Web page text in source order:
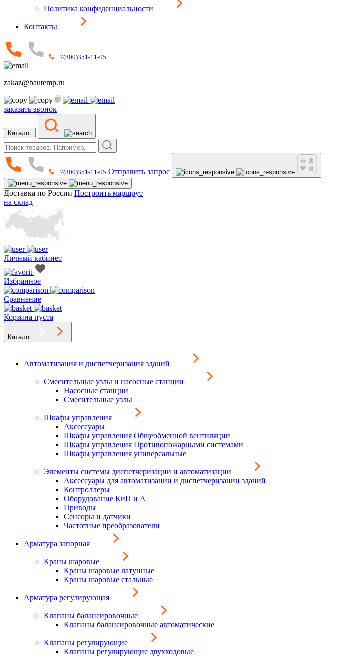
Политика конфиденциальности
Контакты
+7(800)351-11-05
zakaz@bautemp.ru
заказать звонок
Каталог
+7(800)351-11-05 Отправить запрос
Доставка по России Построить маршрут
на склад
Личный кабинет
Избранное
Сравнение
Корзина пуста
Каталог
Автоматизация и диспетчеризация зданий
Смесительные узлы и насосные станции
Насосные станции
Смесительные узлы
Шкафы управления
Аксессуары
Шкафы управления Общеобменной вентиляции
Шкафы управления Противопожарными системами
Шкафы управления универсальные
Элементы системы диспетчеризации и автоматизации
Аксессуары для автоматизации и диспетчеризации зданий
Контроллеры
Оборудование КиП и А
Приводы
Сенсоры и датчики
Частотные преобразователи
Арматура запорная
Краны шаровые
Краны шаровые латунные
Краны шаровые стальные
Арматура регулирующая
Клапаны балансировочные
Клапаны балансировочные автоматические
Клапаны регулирующие
Клапаны регулирующие двухходовые